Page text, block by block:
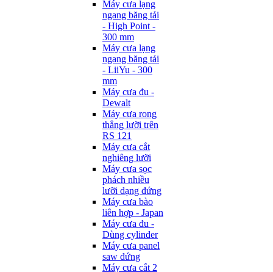
Máy cưa lạng
ngang băng tải
- High Point -
300 mm
Máy cưa lạng
ngang băng tải
- LiiYu - 300
mm
Máy cưa đu -
Dewalt
Máy cưa rong
thẳng lưỡi trên
RS 121
Máy cưa cắt
nghiêng lưỡi
Máy cưa sọc
phách nhiều
lưỡi dạng đứng
Máy cưa bào
liên hợp - Japan
Máy cưa đu -
Dùng cylinder
Máy cưa panel
saw đứng
Máy cưa cắt 2